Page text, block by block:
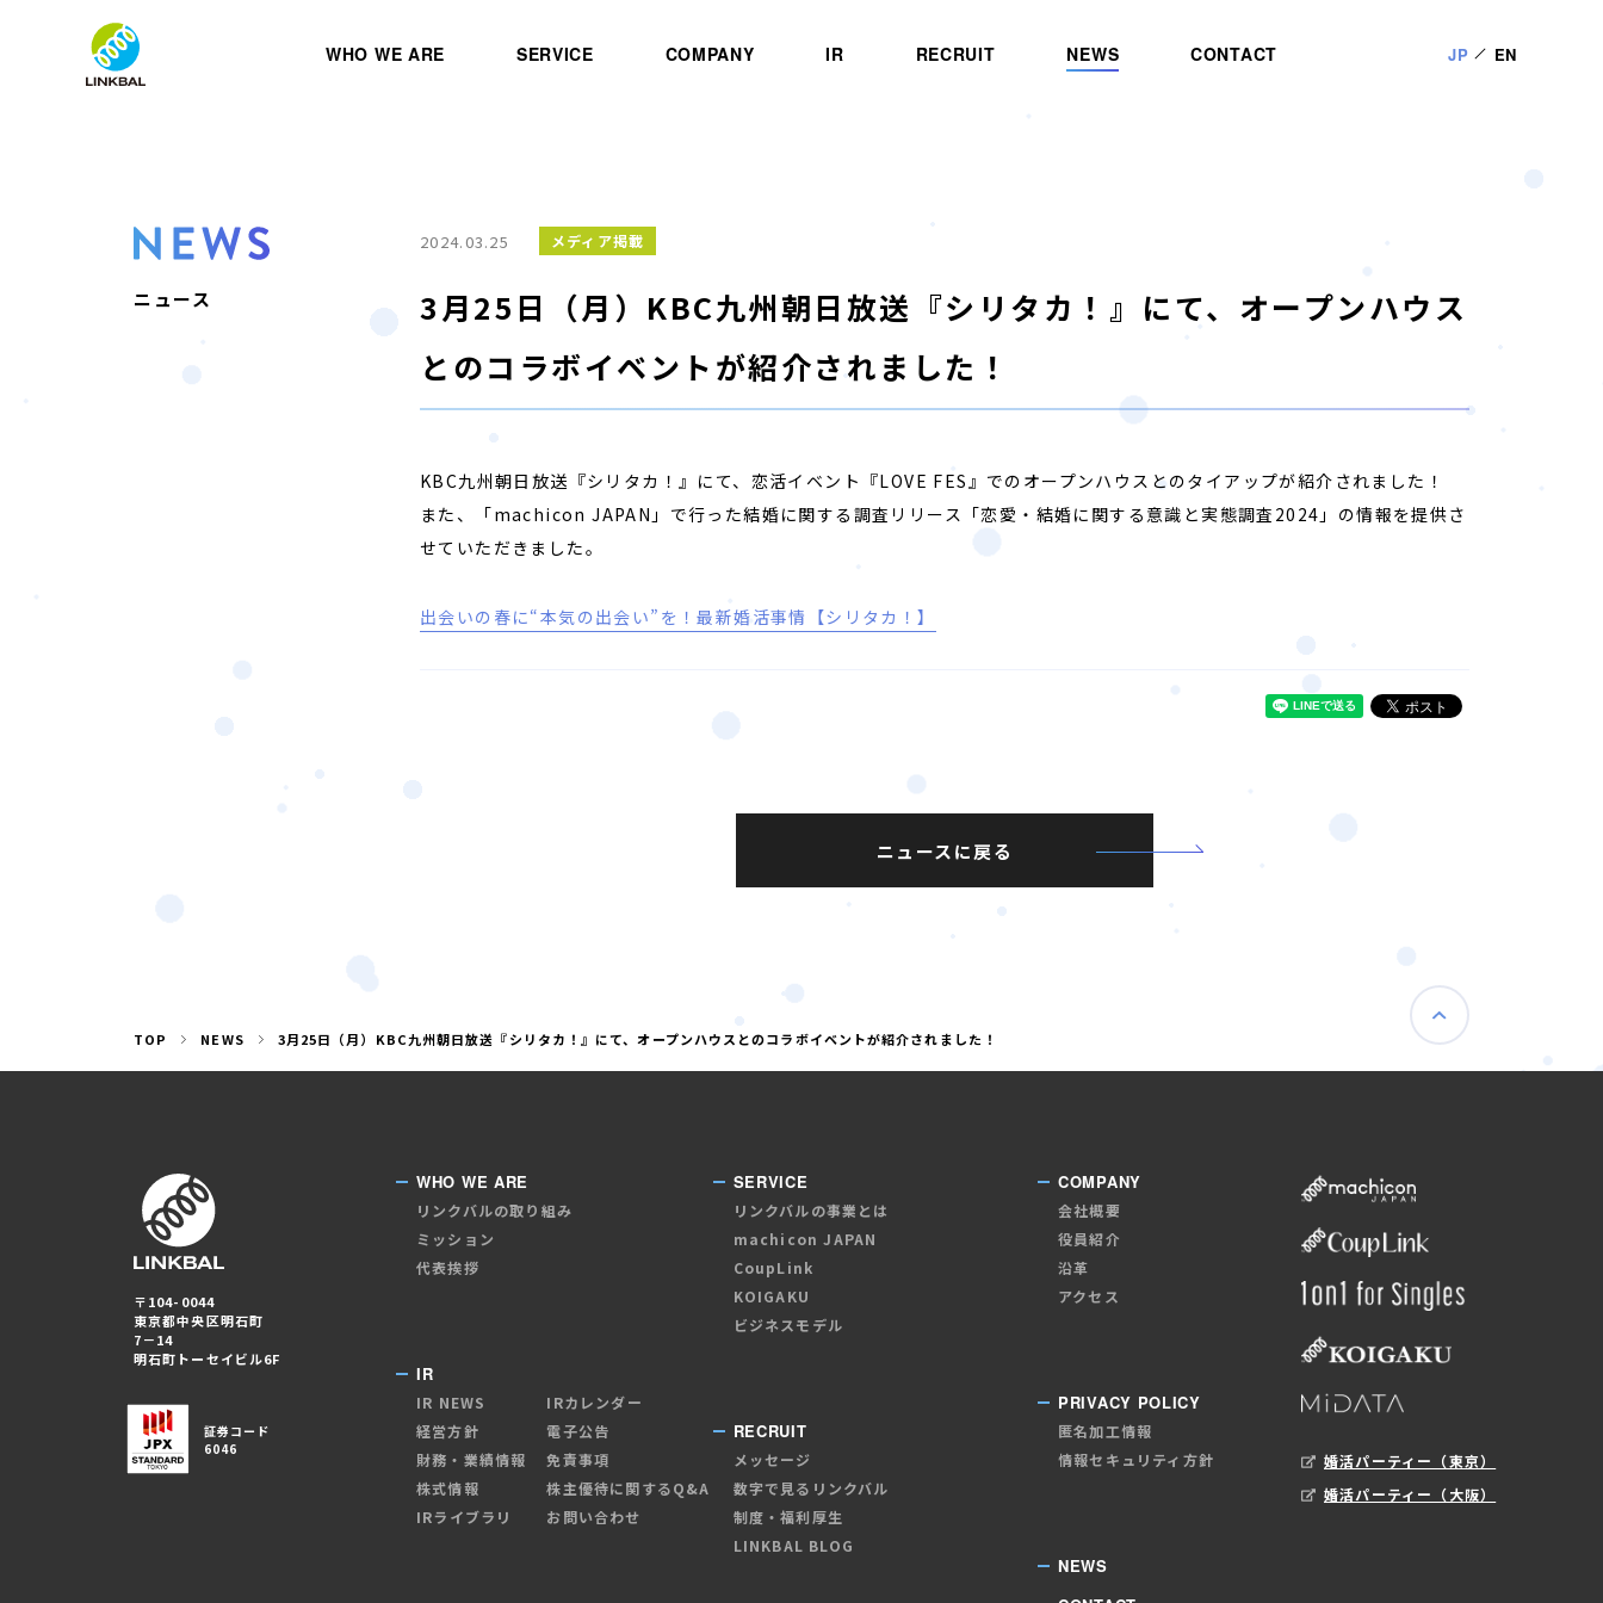
WHO WE ARE SERVICE COMPANY IR RECRUIT NEWS CONTACT JP EN
ニュース
2024.03.25 メディア掲載
3月25日（月）KBC九州朝日放送『シリタカ！』にて、オープンハウス
とのコラボイベントが紹介されました！
KBC九州朝日放送『シリタカ！』にて、恋活イベント『LOVE FES』でのオープンハウスとのタイアップが紹介されました！
また、「machicon JAPAN」で行った結婚に関する調査リリース「恋愛・結婚に関する意識と実態調査2024」の情報を提供さ
せていただきました。
出会いの春に“本気の出会い”を！最新婚活事情【シリタカ！】
ニュースに戻る
TOP NEWS 3月25日（月）KBC九州朝日放送『シリタカ！』にて、オープンハウスとのコラボイベントが紹介されました！
〒104-0044
東京都中央区明石町
7－14
明石町トーセイビル6F
証券コード
6046
WHO WE ARE
リンクバルの取り組み
ミッション
代表挨拶
IR
IR NEWS
経営方針
財務・業績情報
株式情報
IRライブラリ
IRカレンダー
電子公告
免責事項
株主優待に関するQ&A
お問い合わせ
SERVICE
リンクバルの事業とは
machicon JAPAN
CoupLink
KOIGAKU
ビジネスモデル
RECRUIT
メッセージ
数字で見るリンクバル
制度・福利厚生
LINKBAL BLOG
COMPANY
会社概要
役員紹介
沿革
アクセス
PRIVACY POLICY
匿名加工情報
情報セキュリティ方針
NEWS
婚活パーティー（東京）
婚活パーティー（大阪）